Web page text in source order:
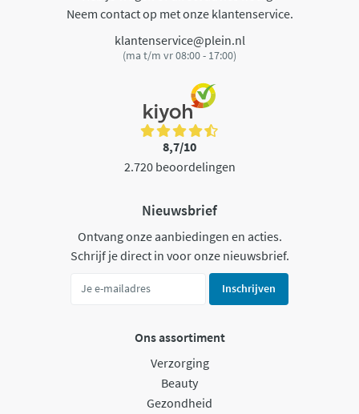
Neem contact op met onze klantenservice.
klantenservice@plein.nl
(ma t/m vr 08:00 - 17:00)
8,7/10
2.720 beoordelingen
Nieuwsbrief
Ontvang onze aanbiedingen en acties.
Schrijf je direct in voor onze nieuwsbrief.
Inschrijven
Ons assortiment
Verzorging
Beauty
Gezondheid